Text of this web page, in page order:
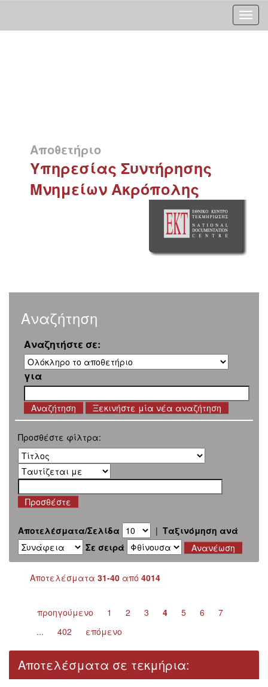
Αποθετήριο
Υπηρεσίας Συντήρησης
Μνημείων Ακρόπολης
Αναζήτηση
Αναζητήστε σε:
για
Ξεκινήστε μία νέα αναζήτηση
Προσθέστε φίλτρα:
Αποτελέσματα/Σελίδα | Ταξινόμηση ανά
Σε σειρά
Αποτελέσματα 31-40 από 4014
προηγούμενο 1 2 3 4 5 6
7
...
402 επόμενο
Αποτελέσματα σε τεκμήρια: